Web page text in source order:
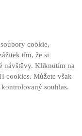
cookie,
tím, že si
návštěvy. Kliknutím na
cookies. Můžete však
souhlas.